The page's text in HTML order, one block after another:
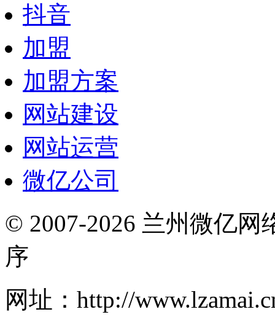
抖音
加盟
加盟方案
网站建设
网站运营
微亿公司
© 2007-2026 兰州微亿网
序
网址：http://